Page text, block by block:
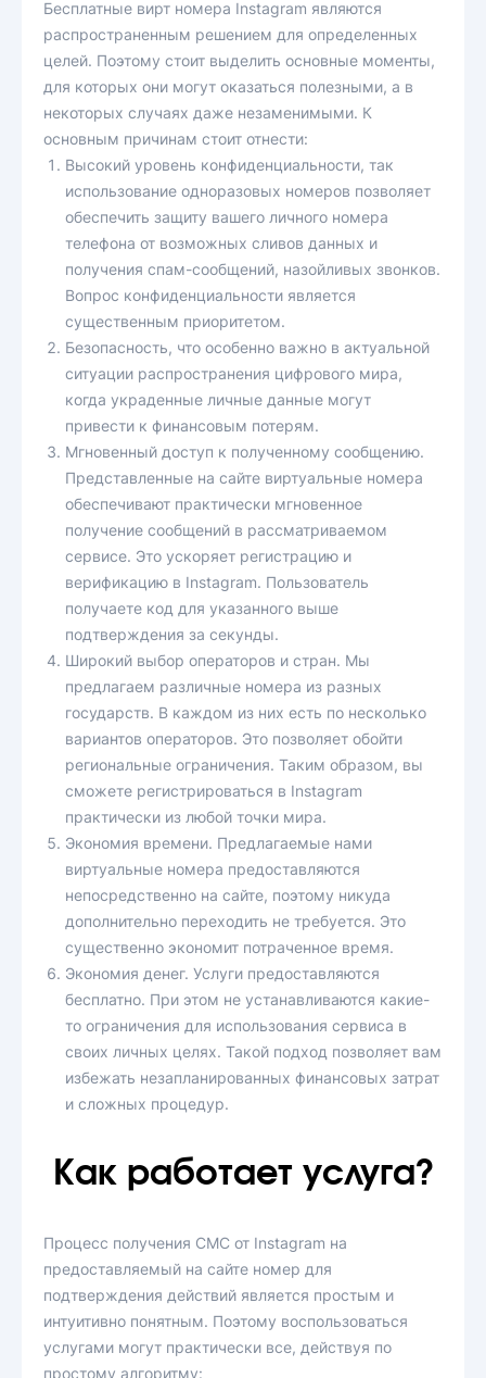
Бесплатные вирт номера Instagram являются
распространенным решением для определенных
целей. Поэтому стоит выделить основные моменты,
для которых они могут оказаться полезными, а в
некоторых случаях даже незаменимыми. К
основным причинам стоит отнести:
Высокий уровень конфиденциальности, так
использование одноразовых номеров позволяет
обеспечить защиту вашего личного номера
телефона от возможных сливов данных и
получения спам-сообщений, назойливых звонков.
Вопрос конфиденциальности является
существенным приоритетом.
Безопасность, что особенно важно в актуальной
ситуации распространения цифрового мира,
когда украденные личные данные могут
привести к финансовым потерям.
Мгновенный доступ к полученному сообщению.
Представленные на сайте виртуальные номера
обеспечивают практически мгновенное
получение сообщений в рассматриваемом
сервисе. Это ускоряет регистрацию и
верификацию в Instagram. Пользователь
получаете код для указанного выше
подтверждения за секунды.
Широкий выбор операторов и стран. Мы
предлагаем различные номера из разных
государств. В каждом из них есть по несколько
вариантов операторов. Это позволяет обойти
региональные ограничения. Таким образом, вы
сможете регистрироваться в Instagram
практически из любой точки мира.
Экономия времени. Предлагаемые нами
виртуальные номера предоставляются
непосредственно на сайте, поэтому никуда
дополнительно переходить не требуется. Это
существенно экономит потраченное время.
Экономия денег. Услуги предоставляются
бесплатно. При этом не устанавливаются какие-
то ограничения для использования сервиса в
своих личных целях. Такой подход позволяет вам
избежать незапланированных финансовых затрат
и сложных процедур.
Как работает услуга?
Процесс получения СМС от Instagram на
предоставляемый на сайте номер для
подтверждения действий является простым и
интуитивно понятным. Поэтому воспользоваться
услугами могут практически все, действуя по
простому алгоритму: